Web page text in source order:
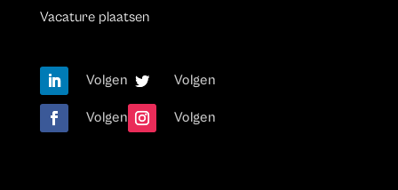
Vacature plaatsen
Volgen Volgen
Volgen Volgen